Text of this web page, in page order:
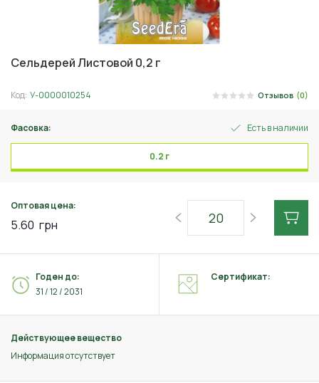
Сельдерей Листовой 0,2 г
Код: У-0000010254 Отзывов (0)
Фасовка: Есть в наличии
0.2 г
Оптовая цена:
5.60 грн
Действующее вещество
Информация отсутствует
Годен до:
31 / 12 / 2031
Сертификат: